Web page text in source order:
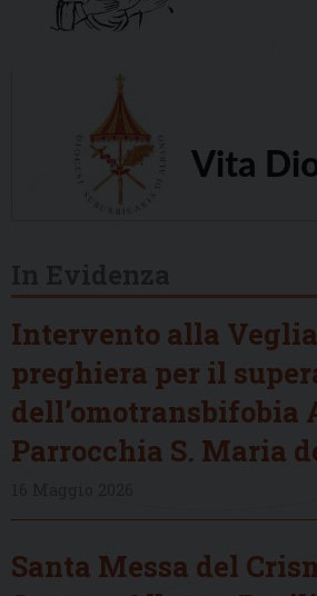
Intervento alla
preghiera per il
dell’omotransbifobia
Parrocchia S. Maria
Santa Messa del